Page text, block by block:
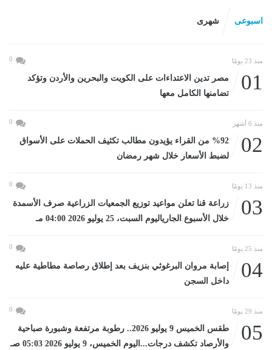
اسبوعى شهرى
منذ 23 يومًا 0
01
مصر تدين الاعتداءات على الكويت والبحرين والأردن وتؤكد
تضامنها الكامل معها
منذ 6 أشهر 0
02
%92 من القراء يؤيدون مطالب تكثيف الحملات على الأسواق
لضبط الأسعار خلال شهر رمضان
منذ 13 يومًا 0
03
زراعة قنا تعلن مواعيد توزيع الجمعيات الزراعية صرف الأسمدة
خلال الأسبوع الجارياليوم السبت، 25 يوليو 2026 04:00 مـ
منذ 25 يومًا 0
04
إصابة مروان البرغوثي بنزيف بعد إطلاق رصاصة مطاطية عليه
داخل السجن
منذ 29 يومًا 0
05
طقس الخميس 9 يوليو 2026.. رطوبة مرتفعة وشبورة صباحية
والأرصاد تكشف درجات...اليوم الخميس، 9 يوليو 2026 05:03 صـ